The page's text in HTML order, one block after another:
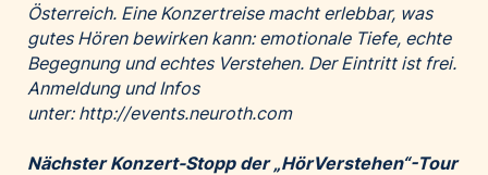
Österreich. Eine Konzertreise macht erlebbar, was
gutes Hören bewirken kann: emotionale Tiefe, echte
Begegnung und echtes Verstehen. Der Eintritt ist frei.
Anmeldung und Infos
unter: http://events.neuroth.com
Nächster Konzert-Stopp der „HörVerstehen“-Tour